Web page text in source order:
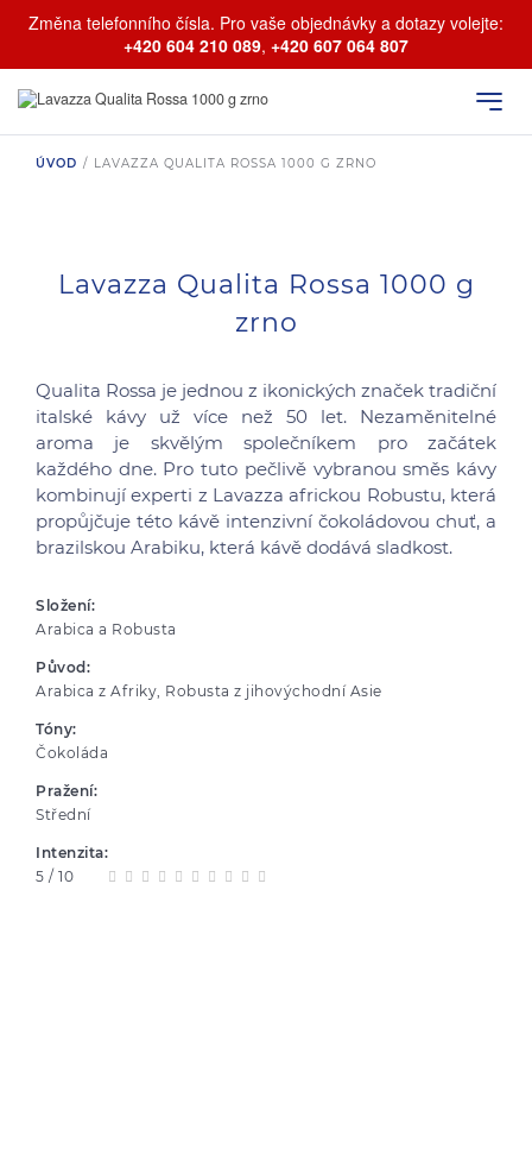
Změna telefonního čísla. Pro vaše objednávky a dotazy volejte:
+420 604 210 089, +420 607 064 807
ÚVOD / LAVAZZA QUALITA ROSSA 1000 G ZRNO
Lavazza Qualita Rossa 1000 g
zrno
Qualita Rossa je jednou z ikonických značek tradiční
italské kávy už více než 50 let. Nezaměnitelné
aroma je skvělým společníkem pro začátek
každého dne. Pro tuto pečlivě vybranou směs kávy
kombinují experti z Lavazza africkou Robustu, která
propůjčuje této kávě intenzivní čokoládovou chuť, a
brazilskou Arabiku, která kávě dodává sladkost.
Složení:
Arabica a Robusta
Původ:
Arabica z Afriky, Robusta z jihovýchodní Asie
Tóny:
Čokoláda
Pražení:
Střední
Intenzita:
5 / 10